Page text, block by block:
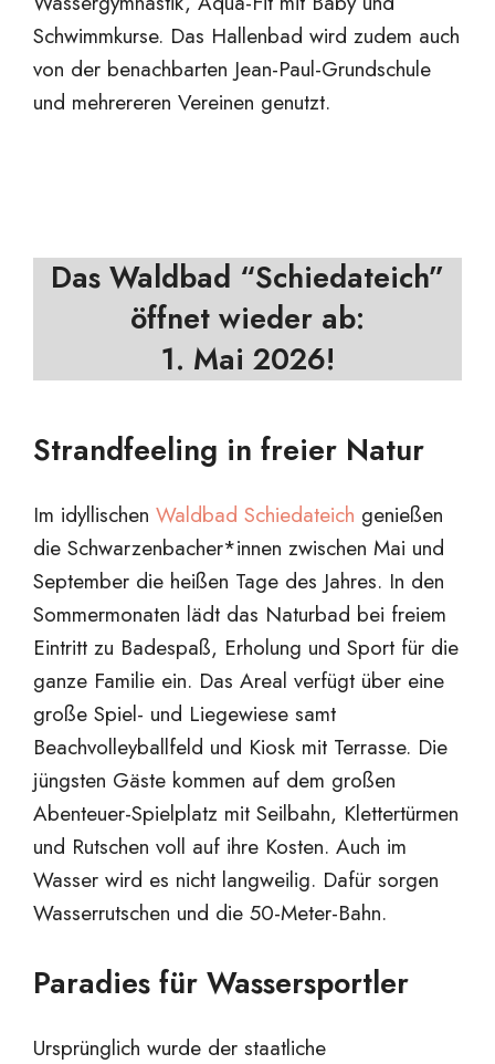
Schwimmkurse. Das Hallenbad wird zudem auch
von der benachbarten Jean-Paul-Grundschule
und mehrereren Vereinen genutzt.
Das Waldbad “Schiedateich”
öffnet wieder ab:
1. Mai 2026!
Strandfeeling in freier Natur
Im idyllischen Waldbad Schiedateich genießen
die Schwarzenbacher*innen zwischen Mai und
September die heißen Tage des Jahres. In den
Sommermonaten lädt das Naturbad bei freiem
Eintritt zu Badespaß, Erholung und Sport für die
ganze Familie ein. Das Areal verfügt über eine
große Spiel- und Liegewiese samt
Beachvolleyballfeld und Kiosk mit Terrasse. Die
jüngsten Gäste kommen auf dem großen
Abenteuer-Spielplatz mit Seilbahn, Klettertürmen
und Rutschen voll auf ihre Kosten. Auch im
Wasser wird es nicht langweilig. Dafür sorgen
Wasserrutschen und die 50-Meter-Bahn.
Paradies für Wassersportler
Ursprünglich wurde der staatliche